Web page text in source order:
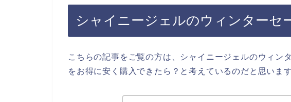
シャイニージェルのウィンターセ
こちらの記事をご覧の方は、シャイニージェルのウィン
をお得に安く購入できたら？と考えているのだと思います